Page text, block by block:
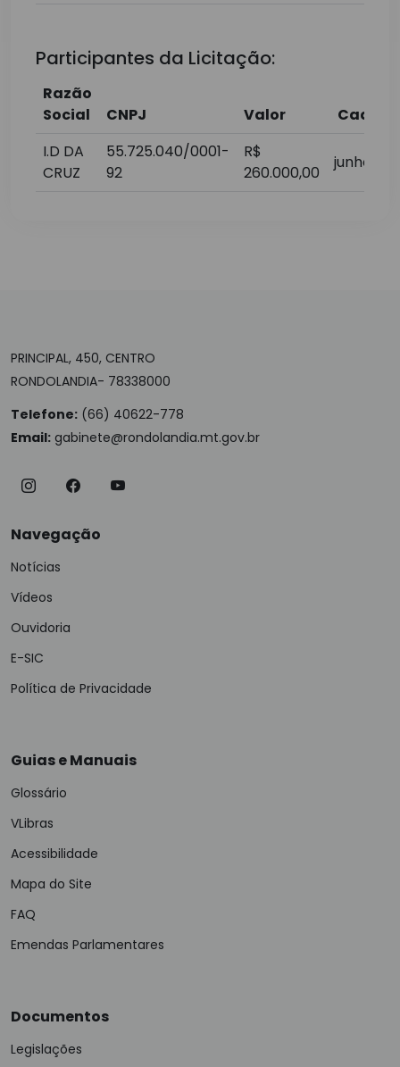
Participantes da Licitação:
Razão
Social
CNPJ Valor
I.D DA
CRUZ
55.725.040/0001-
92
R$
260.000,00
junho/
PRINCIPAL, 450, CENTRO
RONDOLANDIA- 78338000
Telefone: (66) 40622-778
Email: gabinete@rondolandia.mt.gov.br
Navegação
Notícias
Vídeos
Ouvidoria
E-SIC
Política de Privacidade
Guias e Manuais
Glossário
VLibras
Acessibilidade
Mapa do Site
FAQ
Emendas Parlamentares
Documentos
Legislações